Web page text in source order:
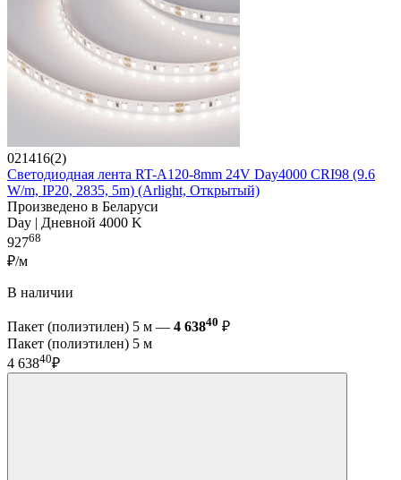
021416(2)
Светодиодная лента RT-A120-8mm 24V Day4000 CRI98 (9.6
W/m, IP20, 2835, 5m) (Arlight, Открытый)
Произведено в Беларуси
Day | Дневной 4000 K
92768
₽/м
В наличии
Пакет (полиэтилен) 5 м — 4 63840 ₽
Пакет (полиэтилен) 5 м
4 63840₽